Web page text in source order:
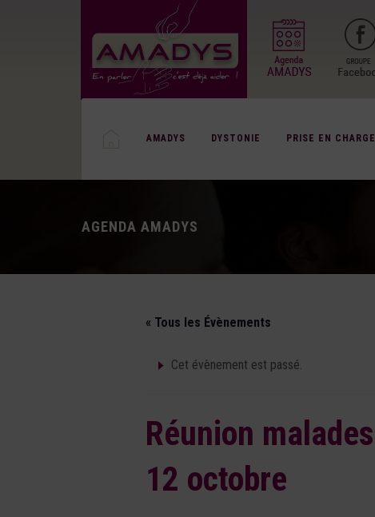
AMADYS DYSTONIE PRISE EN CHARGE
AGENDA AMADYS
« Tous les Évènements
Cet évènement est passé.
Réunion
12 octobre